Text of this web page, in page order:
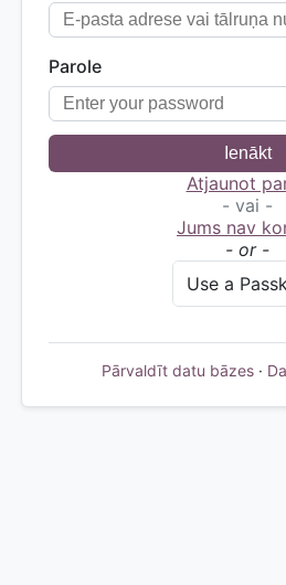
Parole
Ienākt
Atjaunot
- vai -
Jums nav
- or -
Use a
Pārvaldīt datu bāzes ·